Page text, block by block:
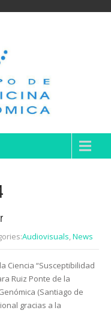
Audiovisuals,News
Ciencia “Susceptibilidad
Ruiz Ponte de la
(Santiago de
gracias a la